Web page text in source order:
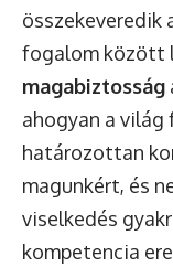
összekeveredik
fogalom között
magabiztosság
ahogyan a
határozottan
magunkért, és
viselkedés
kompetencia